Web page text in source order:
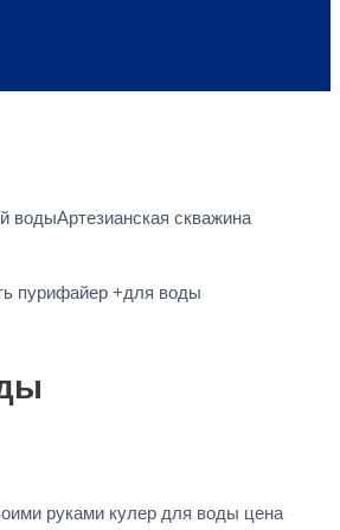
водыАртезианская скважина
пурифайер +для воды
руками кулер для воды цена